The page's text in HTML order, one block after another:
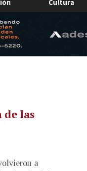
Cultura
de las
a